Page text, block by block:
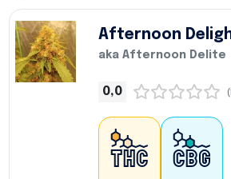
Afternoon
aka Afternoon Delite
0,0